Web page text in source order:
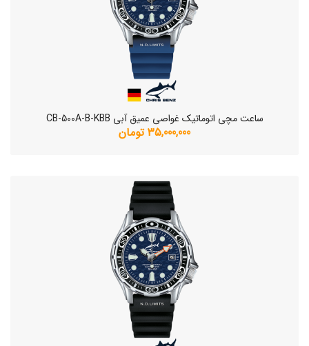
ساعت مچی اتوماتیک غواصی عمیق آبی CB-500A-B-KBB
35,000,000 تومان